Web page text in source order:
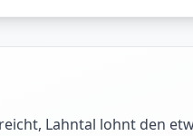
Lahntal lohnt den